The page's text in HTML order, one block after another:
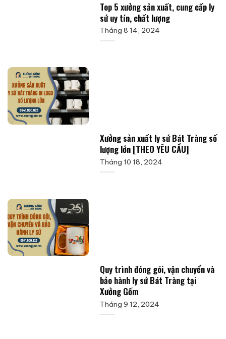
Top 5 xưởng sản xuất, cung cấp ly
sứ uy tín, chất lượng
Tháng 8 14, 2024
Xưởng sản xuất ly sứ Bát Tràng số
lượng lớn [THEO YÊU CẦU]
Tháng 10 18, 2024
Quy trình đóng gói, vận chuyển và
bảo hành ly sứ Bát Tràng tại
Xưởng Gốm
Tháng 9 12, 2024